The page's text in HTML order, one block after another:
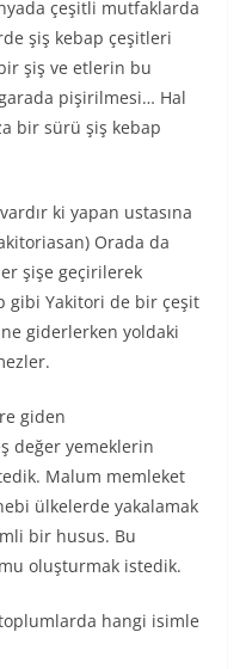
çeşitli mutfaklarda
şiş kebap çeşitleri
şiş ve etlerin bu
pişirilmesi… Hal
bir sürü şiş kebap
vardır ki yapan ustasına
Orada da
şişe geçirilerek
gibi Yakitori de bir çeşit
giderlerken yoldaki
giden
değer yemeklerin
Malum memleket
ülkelerde yakalamak
bir husus. Bu
oluşturmak istedik.
toplumlarda hangi isimle